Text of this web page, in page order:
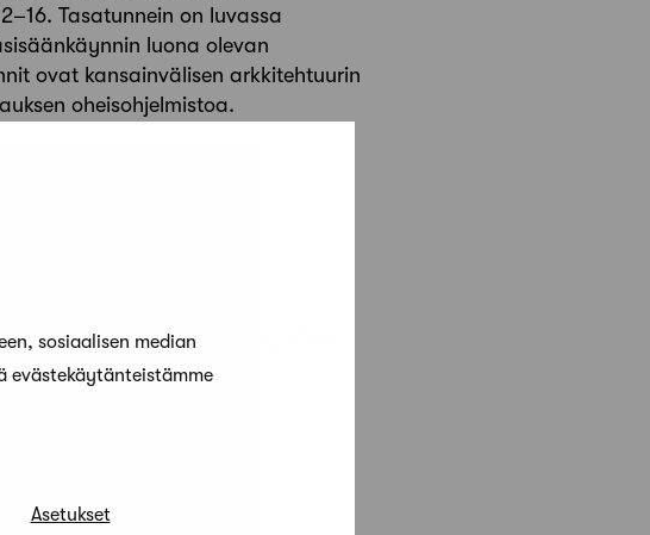
sosiaalisen median
evästekäytänteistämme
Asetukset
Tasatunnein on luvassa
luona olevan
ovat kansainvälisen arkkitehtuurin
oheisohjelmistoa.
kartalla:
5559 / Oulu Pia Krogius p. 040